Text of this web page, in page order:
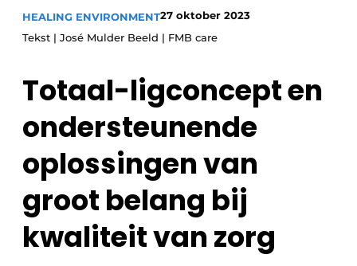
Privacy / Cookie statement
Vacatures
Video’s
Privéklinieken
HEALING ENVIRONMENT27 oktober 2023
Tekst | José Mulder Beeld | FMB care
Totaal-ligconcept en
ondersteunende
oplossingen van
groot belang bij
kwaliteit van zorg